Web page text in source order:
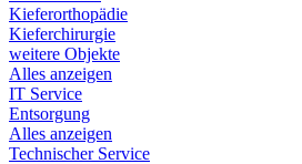
Kieferorthopädie
Kieferchirurgie
weitere Objekte
Alles anzeigen
IT Service
Entsorgung
Alles anzeigen
Technischer Service